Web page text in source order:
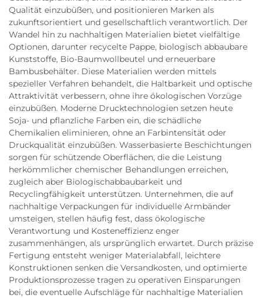
Qualität einzubüßen, und positionieren Marken als
zukunftsorientiert und gesellschaftlich verantwortlich. Der
Wandel hin zu nachhaltigen Materialien bietet vielfältige
Optionen, darunter recycelte Pappe, biologisch abbaubare
Kunststoffe, Bio-Baumwollbeutel und erneuerbare
Bambusbehälter. Diese Materialien werden mittels
spezieller Verfahren behandelt, die Haltbarkeit und optische
Attraktivität verbessern, ohne ihre ökologischen Vorzüge
einzubüßen. Moderne Drucktechnologien setzen heute
Soja- und pflanzliche Farben ein, die schädliche
Chemikalien eliminieren, ohne an Farbintensität oder
Druckqualität einzubüßen. Wasserbasierte Beschichtungen
sorgen für schützende Oberflächen, die die Leistung
herkömmlicher chemischer Behandlungen erreichen,
zugleich aber Biologischabbaubarkeit und
Recyclingfähigkeit unterstützen. Unternehmen, die auf
nachhaltige Verpackungen für individuelle Armbänder
umsteigen, stellen häufig fest, dass ökologische
Verantwortung und Kosteneffizienz enger
zusammenhängen, als ursprünglich erwartet. Durch präzise
Fertigung entsteht weniger Materialabfall, leichtere
Konstruktionen senken die Versandkosten, und optimierte
Produktionsprozesse tragen zu operativen Einsparungen
bei, die eventuelle Aufschläge für nachhaltige Materialien